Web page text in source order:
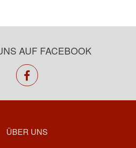
AUF FACEBOOK
facebook
ÜBER UNS